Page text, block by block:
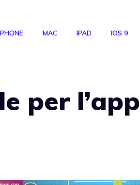
MAC IPAD IOS 9
per l’app